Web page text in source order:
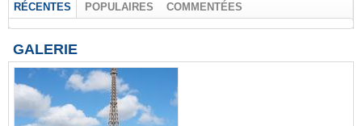
RÉCENTES POPULAIRES COMMENTÉES
GALERIE